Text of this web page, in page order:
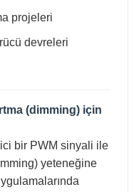
projeleri
devreleri
(dimming) için
bir PWM sinyali ile
yeteneğine